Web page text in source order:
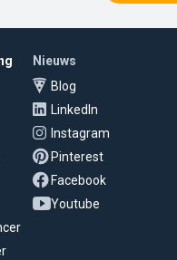
Nieuws
Blog
LinkedIn
Instagram
Pinterest
Facebook
Youtube